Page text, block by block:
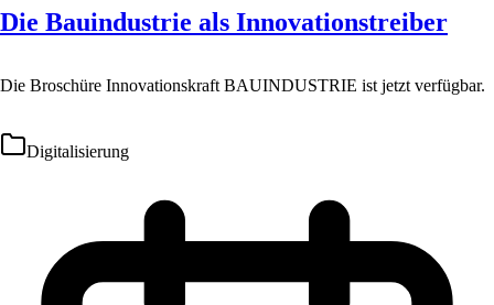
Die Bauindustrie als Innovationstreiber
Die Broschüre Innovationskraft BAUINDUSTRIE ist jetzt verfügbar.
Digitalisierung